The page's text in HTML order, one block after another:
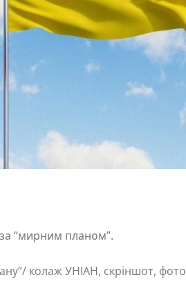
“мирним планом”.
колаж УНІАН, скріншот, фото